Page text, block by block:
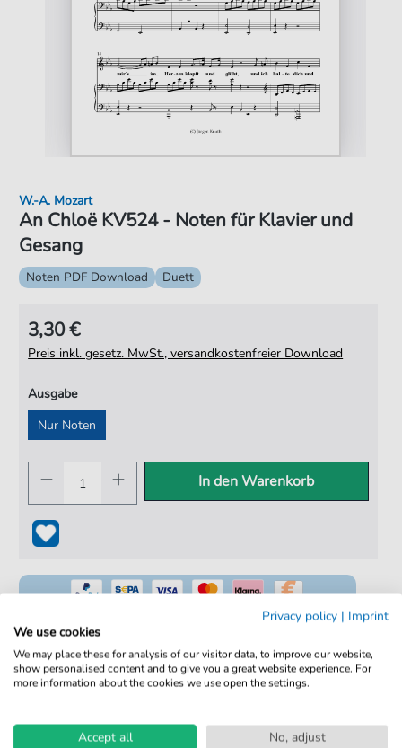
An Chloë KV524 - Noten für Klavier und
Gesang
W.-A. Mozart
Noten PDF Download Duett
3,30 €
Preis inkl. gesetz. MwSt., versandkostenfreier Download
Ausgabe
Nur Noten
In den Warenkorb
100% Legal & Lizenziert
Kein Abo. Fairer Einzelkauf.
Privacy policy | Imprint
We use cookies
We may place these for analysis of our visitor data, to improve our website,
show personalised content and to give you a great website experience. For
more information about the cookies we use open the settings.
Accept all
No, adjust